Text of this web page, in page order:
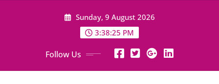
Sunday, 9 August 2026
3:38:27 PM
Follow Us